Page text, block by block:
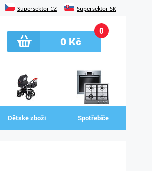
Supersektor CZ Supersektor SK
0Kč
0
Dětské zboží Spotřebiče